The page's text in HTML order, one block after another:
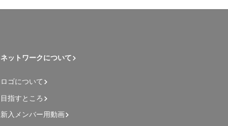
ネットワークについて
ロゴについて
目指すところ
新入メンバー用動画